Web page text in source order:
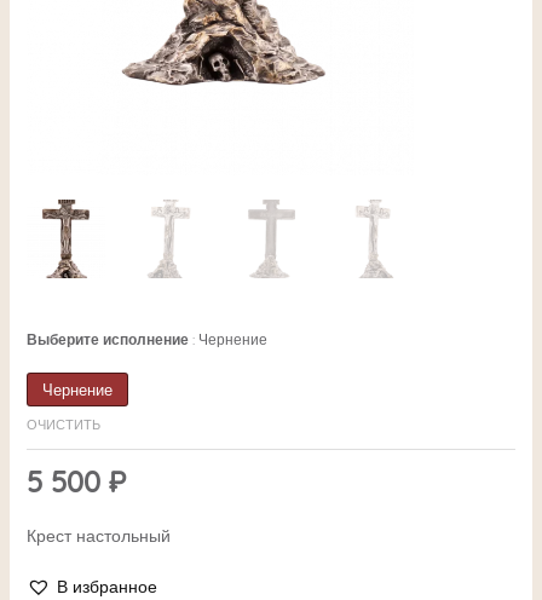
Выберите исполнение Чернение
Чернение
ОЧИСТИТЬ
5 500 ₽
Крест настольный
В избранное